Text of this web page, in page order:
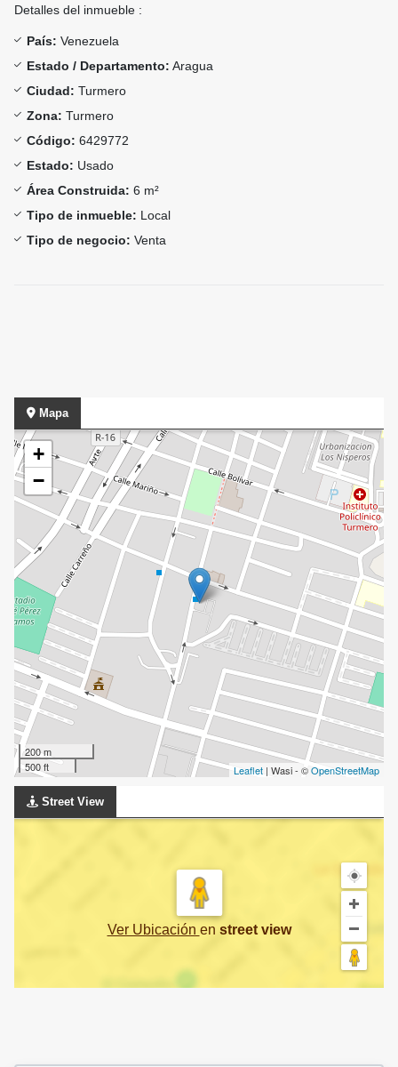
Detalles del inmueble :
País: Venezuela
Estado / Departamento: Aragua
Ciudad: Turmero
Zona: Turmero
Código: 6429772
Estado: Usado
Área Construida: 6 m²
Tipo de inmueble: Local
Tipo de negocio: Venta
Mapa
+
−
200 m
500 ft
Leaflet | Wasi - ©OpenStreetMap
Street View
Ver Ubicación en street view